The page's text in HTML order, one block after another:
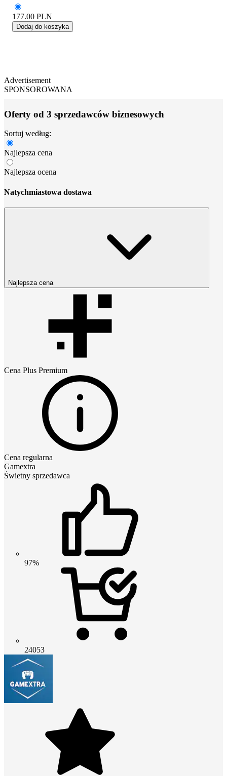
177.00 PLN
Dodaj do koszyka
Advertisement
SPONSOROWANA
Oferty od 3 sprzedawców biznesowych
Sortuj według:
Najlepsza cena
Najlepsza ocena
Natychmiastowa dostawa
Najlepsza cena
Cena Plus Premium
Cena regularna
Gamextra
Świetny sprzedawca
97%
24053